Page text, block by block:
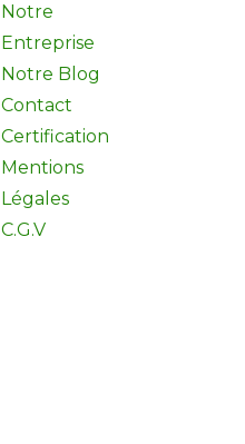
Notre
Entreprise
Notre Blog
Contact
Certification
Mentions
Légales
C.G.V